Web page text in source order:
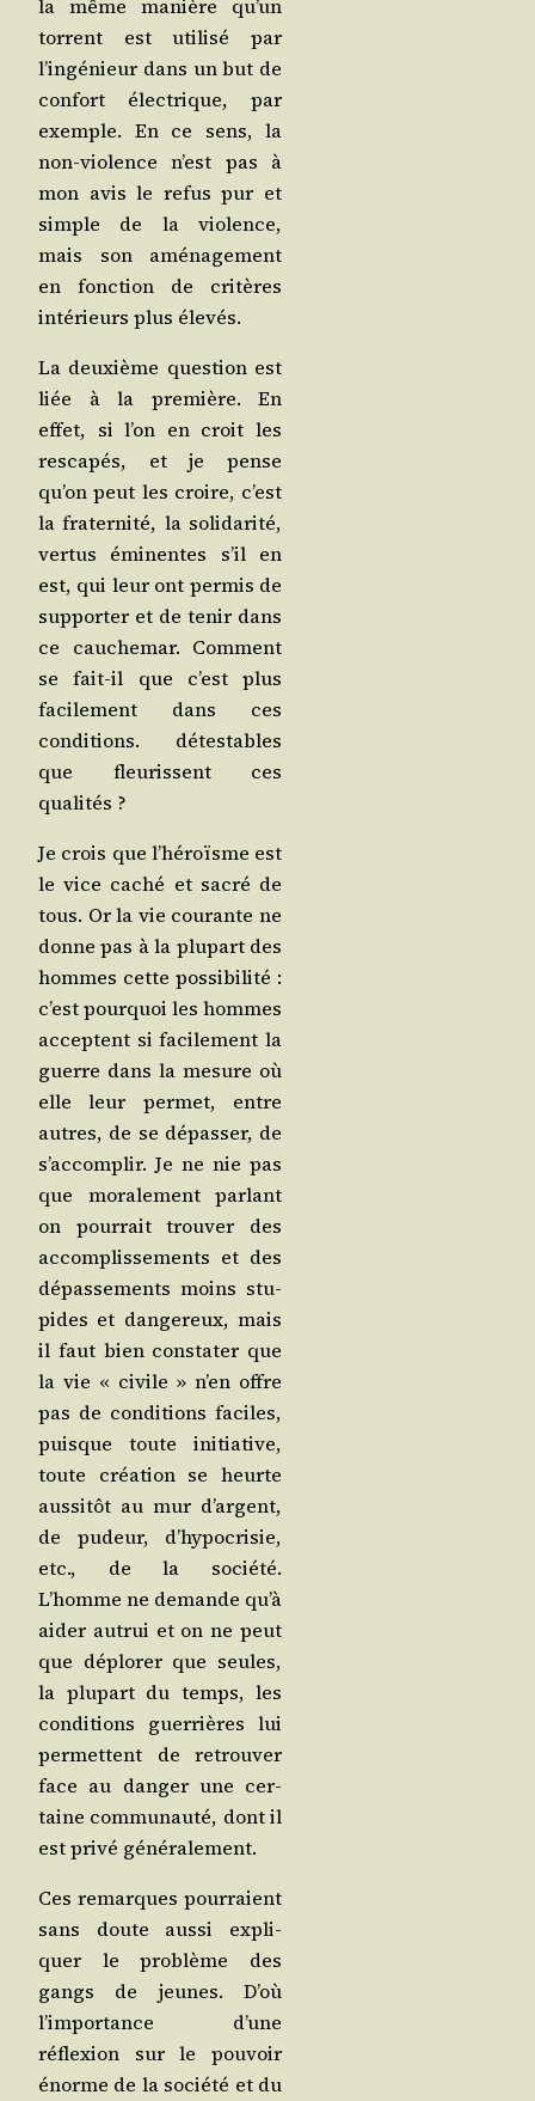
la même manière qu’un
tor­rent est uti­li­sé par
l’ingénieur dans un but de
confort élec­trique, par
exemple. En ce sens, la
non-vio­lence n’est pas à
mon avis le refus pur et
simple de la vio­lence,
mais son amé­na­ge­ment
en fonc­tion de cri­tères
inté­rieurs plus élevés.
La deuxième ques­tion est
liée à la pre­mière. En
effet, si l’on en croit les
res­ca­pés, et je pense
qu’on peut les croire, c’est
la fra­ter­ni­té, la soli­da­ri­té,
ver­tus émi­nentes s’il en
est, qui leur ont per­mis de
sup­por­ter et de tenir dans
ce cau­che­mar. Com­ment
se fait-il que c’est plus
faci­le­ment dans ces
condi­tions. détes­tables
que fleu­rissent ces
qualités ?
Je crois que l’héroïsme est
le vice caché et sacré de
tous. Or la vie cou­rante ne
donne pas à la plu­part des
hommes cette pos­si­bi­li­té :
c’est pour­quoi les hommes
acceptent si faci­le­ment la
guerre dans la mesure où
elle leur per­met, entre
autres, de se dépas­ser, de
s’accomplir. Je ne nie pas
que mora­le­ment par­lant
on pour­rait trou­ver des
accom­plis­se­ments et des
dépas­se­ments moins stu­
pides et dan­ge­reux, mais
il faut bien consta­ter que
la vie « civile » n’en offre
pas de condi­tions faciles,
puisque toute ini­tia­tive,
toute créa­tion se heurte
aus­si­tôt au mur d’argent,
de pudeur, d’hypocrisie,
etc., de la socié­té.
L’homme ne demande qu’à
aider autrui et on ne peut
que déplo­rer que seules,
la plu­part du temps, les
condi­tions guer­rières lui
per­mettent de retrou­ver
face au dan­ger une cer­
taine com­mu­nau­té, dont il
est pri­vé généralement.
Ces remarques pour­raient
sans doute aus­si expli­
quer le pro­blème des
gangs de jeunes. D’où
l’importance d’une
réflexion sur le pou­voir
énorme de la socié­té et du